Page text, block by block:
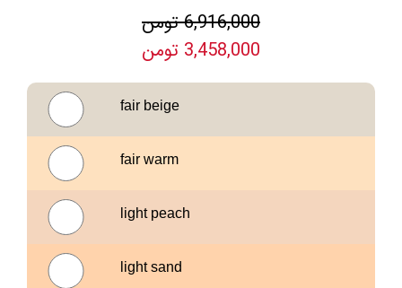
6,916,000 تومن
3,458,000 تومن
fair beige
fair warm
light peach
light sand